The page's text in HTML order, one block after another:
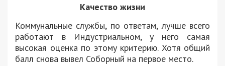
Качество жизни
Коммунальные службы, по ответам, лучше всего
работают в Индустриальном, у него самая
высокая оценка по этому критерию. Хотя общий
балл снова вывел Соборный на первое место.